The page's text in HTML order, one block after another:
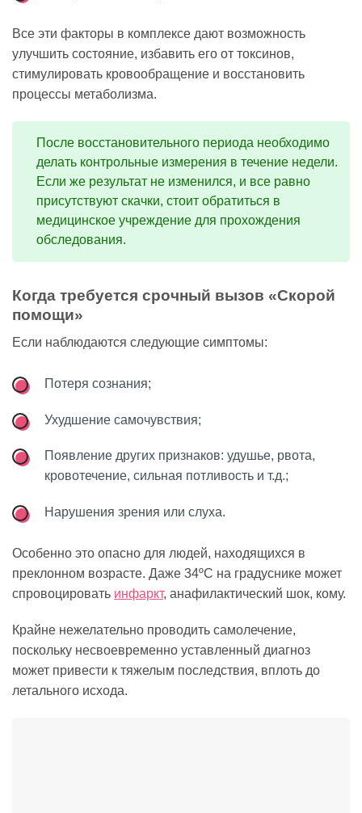
Все эти факторы в комплексе дают возможность
улучшить состояние, избавить его от токсинов,
стимулировать кровообращение и восстановить
процессы метаболизма.
После восстановительного периода необходимо
делать контрольные измерения в течение недели.
Если же результат не изменился, и все равно
присутствуют скачки, стоит обратиться в
медицинское учреждение для прохождения
обследования.
Когда требуется срочный вызов «Скорой
помощи»
Если наблюдаются следующие симптомы:
Потеря сознания;
Ухудшение самочувствия;
Появление других признаков: удушье, рвота,
кровотечение, сильная потливость и т.д.;
Нарушения зрения или слуха.
Особенно это опасно для людей, находящихся в
преклонном возрасте. Даже 34ºC на градуснике может
спровоцировать инфаркт, анафилактический шок, кому.
Крайне нежелательно проводить самолечение,
поскольку несвоевременно уставленный диагноз
может привести к тяжелым последствия, вплоть до
летального исхода.